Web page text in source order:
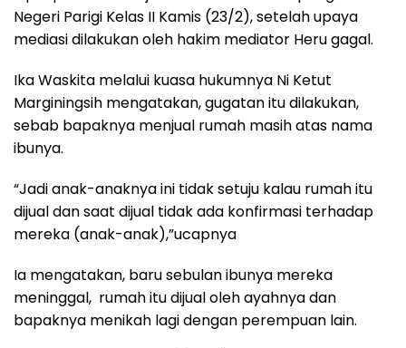
Negeri Parigi Kelas II Kamis (23/2), setelah upaya
mediasi dilakukan oleh hakim mediator Heru gagal.
Ika Waskita melalui kuasa hukumnya Ni Ketut
Marginingsih mengatakan, gugatan itu dilakukan,
sebab bapaknya menjual rumah masih atas nama
ibunya.
“Jadi anak-anaknya ini tidak setuju kalau rumah itu
dijual dan saat dijual tidak ada konfirmasi terhadap
mereka (anak-anak),”ucapnya
Ia mengatakan, baru sebulan ibunya mereka
meninggal, rumah itu dijual oleh ayahnya dan
bapaknya menikah lagi dengan perempuan lain.